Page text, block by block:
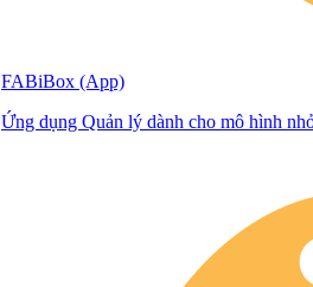
FABiBox (App)
Ứng dụng Quản lý dành cho mô hình